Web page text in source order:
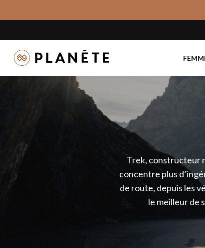
to
content
Trek, constructeur
concentre plus
de route, depuis les
le meilleur de